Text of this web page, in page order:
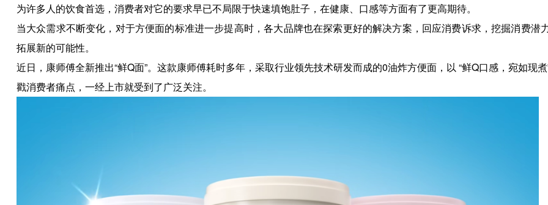
为许多人的饮食首选，消费者对它的要求早已不局限于快速填饱肚子，在健康、口感等方面有了更高期待。
当大众需求不断变化，对于方便面的标准进一步提高时，各大品牌也在探索更好的解决方案，回应消费诉求，挖掘消费潜
拓展新的可能性。
近日，康师傅全新推出“鲜Q面”。这款康师傅耗时多年，采取行业领先技术研发而成的0油炸方便面，以 “鲜Q口感，宛如现煮
戳消费者痛点，一经上市就受到了广泛关注。